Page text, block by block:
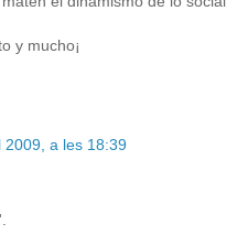
y mucho¡
2009, a les 18:39